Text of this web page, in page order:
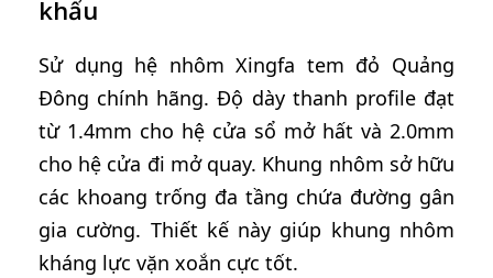
khẩu
Sử dụng hệ nhôm Xingfa tem đỏ Quảng
Đông chính hãng. Độ dày thanh profile đạt
từ 1.4mm cho hệ cửa sổ mở hất và 2.0mm
cho hệ cửa đi mở quay. Khung nhôm sở hữu
các khoang trống đa tầng chứa đường gân
gia cường. Thiết kế này giúp khung nhôm
kháng lực vặn xoắn cực tốt.